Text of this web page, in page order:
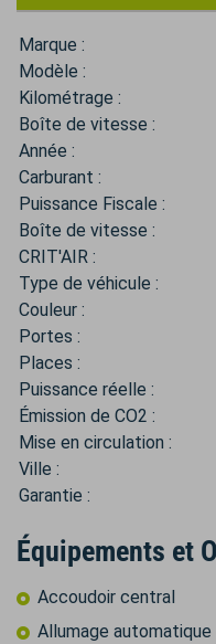
Marque :
Modèle :
Kilométrage :
Boîte de vitesse :
Année :
Carburant :
Puissance Fiscale :
Boîte de vitesse :
CRIT'AIR :
Type de véhicule :
Couleur :
Portes :
Places :
Puissance réelle :
Émission de CO2 :
Mise en circulation :
Ville :
Garantie :
Équipements et
Accoudoir central
Allumage